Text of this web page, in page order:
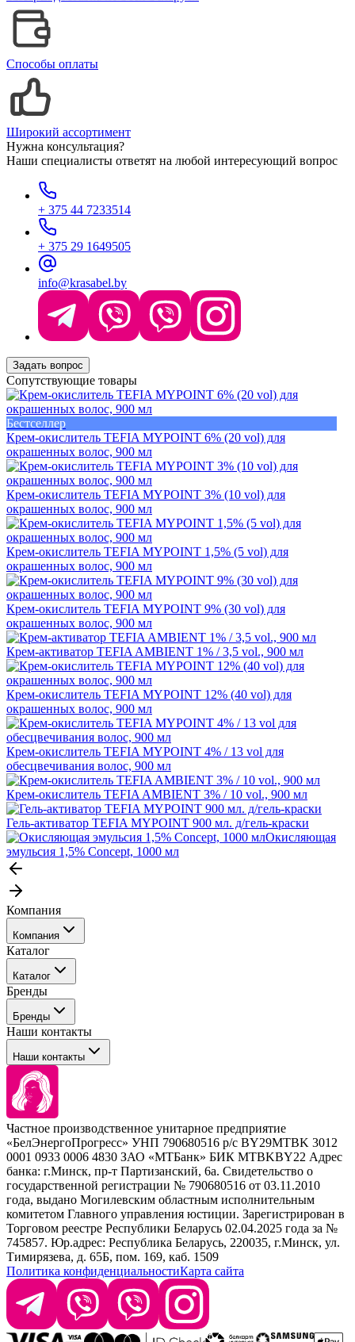
Способы оплаты
Широкий ассортимент
Нужна консультация?
Наши специалисты ответят на любой интересующий вопрос
+ 375 44 7233514
+ 375 29 1649505
info@krasabel.by
Задать вопрос
Сопутствующие товары
Бестселлер
Крем-окислитель TEFIA MYPOINT 6% (20 vol) для
окрашенных волос, 900 мл
Крем-окислитель TEFIA MYPOINT 3% (10 vol) для
окрашенных волос, 900 мл
Крем-окислитель TEFIA MYPOINT 1,5% (5 vol) для
окрашенных волос, 900 мл
Крем-окислитель TEFIA MYPOINT 9% (30 vol) для
окрашенных волос, 900 мл
Крем-активатор TEFIA AMBIENT 1% / 3,5 vol., 900 мл
Крем-окислитель TEFIA MYPOINT 12% (40 vol) для
окрашенных волос, 900 мл
Крем-окислитель TEFIA MYPOINT 4% / 13 vol для
обесцвечивания волос, 900 мл
Крем-окислитель TEFIA AMBIENT 3% / 10 vol., 900 мл
Гель-активатор TEFIA MYPOINT 900 мл. д/гель-краски
Окисляющая
эмульсия 1,5% Concept, 1000 мл
Компания
Компания
События
Покупателю
Каталог
Каталог
Профессиональные средства для окрашивания волос
Сервисные средства
Уход
Стайлинг
Брови и ресницы
Барберинг
Наборы
Расходные материалы
Бренды
Бренды
Tefia
Concept
Kezy
Barex
Sim Sensitive
Kebren
Selective Professional
White Line
Наши контакты
Наши контакты
+ 375 44 7233514
+ 375 29 1649505
info@krasabel.by
Офис: г. Минск, ул. Тимирязева 65Б, офис 1509
Склад: г. Минск, ул. Домбровская, 15
Время работы: пн–чт 9:00–17:30, пт 9:00–17:00
Частное производственное унитарное предприятие
«БелЭнергоПрогресс» УНП 790680516 р/с BY29MTBK 3012
0001 0933 0006 4830 ЗАО «МТБанк» БИК MTBKBY22 Адрес
банка: г.Минск, пр-т Партизанский, 6а. Свидетельство о
государственной регистрации № 790680516 от 03.11.2010
года, выдано Могилевским областным исполнительным
комитетом Главного управления юстиции. Зарегистрирован в
Торговом реестре Республики Беларусь 02.04.2025 года за №
745857. Юр.адрес: Республика Беларусь, 220035, г.Минск, ул.
Тимирязева, д. 65Б, пом. 169, каб. 1509
Политика конфиденциальностиКарта сайта